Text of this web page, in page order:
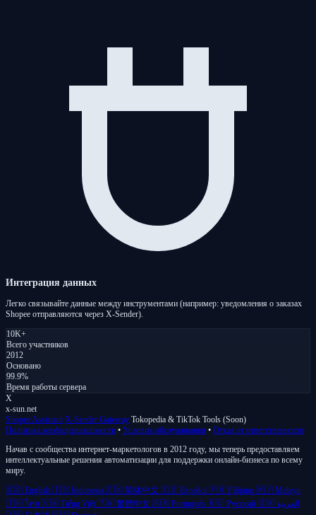
Интеграция данных
Легко связывайте данные между инструментами (например: уведомления о заказах
Shopee отправляются через X-Sender).
10K+
Всего участников
2012
Основано
99.9%
Время работы сервера
X
x-sun .net
Shopee Assistant X-Sender Gateway Tokopedia & TikTok Tools (Soon)
Политика конфиденциальности • Условия обслуживания • Отказ от ответственности
Начав с сообщества интернет-маркетологов в 2012 году, мы теперь предоставляем
интеллектуальные решения автоматизации для поддержки онлайн-бизнеса по всему
миру.
🇬🇧 English 🇮🇩 Indonesia 🇨🇳 简体中文 🇪🇸 Español 🇵🇭 Filipino 🇲🇾 Melayu
🇹🇭 ไทย 🇻🇳 Tiếng Việt 🇹🇼 繁體中文 🇧🇷 Português 🇷🇺 Русский
🇸🇦 العربية